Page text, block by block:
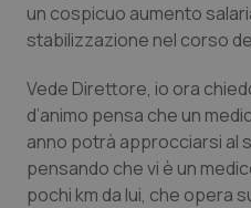
Friuli Venezia Giulia
Lazio
Liguria
Lombardia
Dermatite Atopica
Diabete & glucometri
Disturbi dell’umore
Dolore
un cospicuo aumento
stabilizzazione nel corso
Vede Direttore, io ora
d’animo pensa che un
anno potrà approcciarsi al
pensando che vi è un
pochi km da lui, che opera